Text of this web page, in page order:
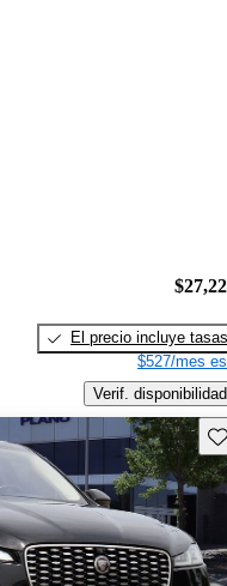
El precio incluye tasas
$527/mes
Verif. disponibilidad